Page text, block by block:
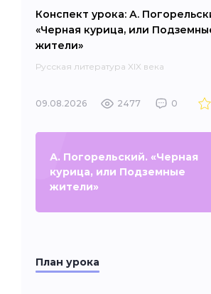
Конспект урока: А.
«Черная курица, или
жители»
Русская литература XIX века
09.08.2026 2477 0
А. Погорельский. «Черная
курица, или Подземные
жители»
План урока